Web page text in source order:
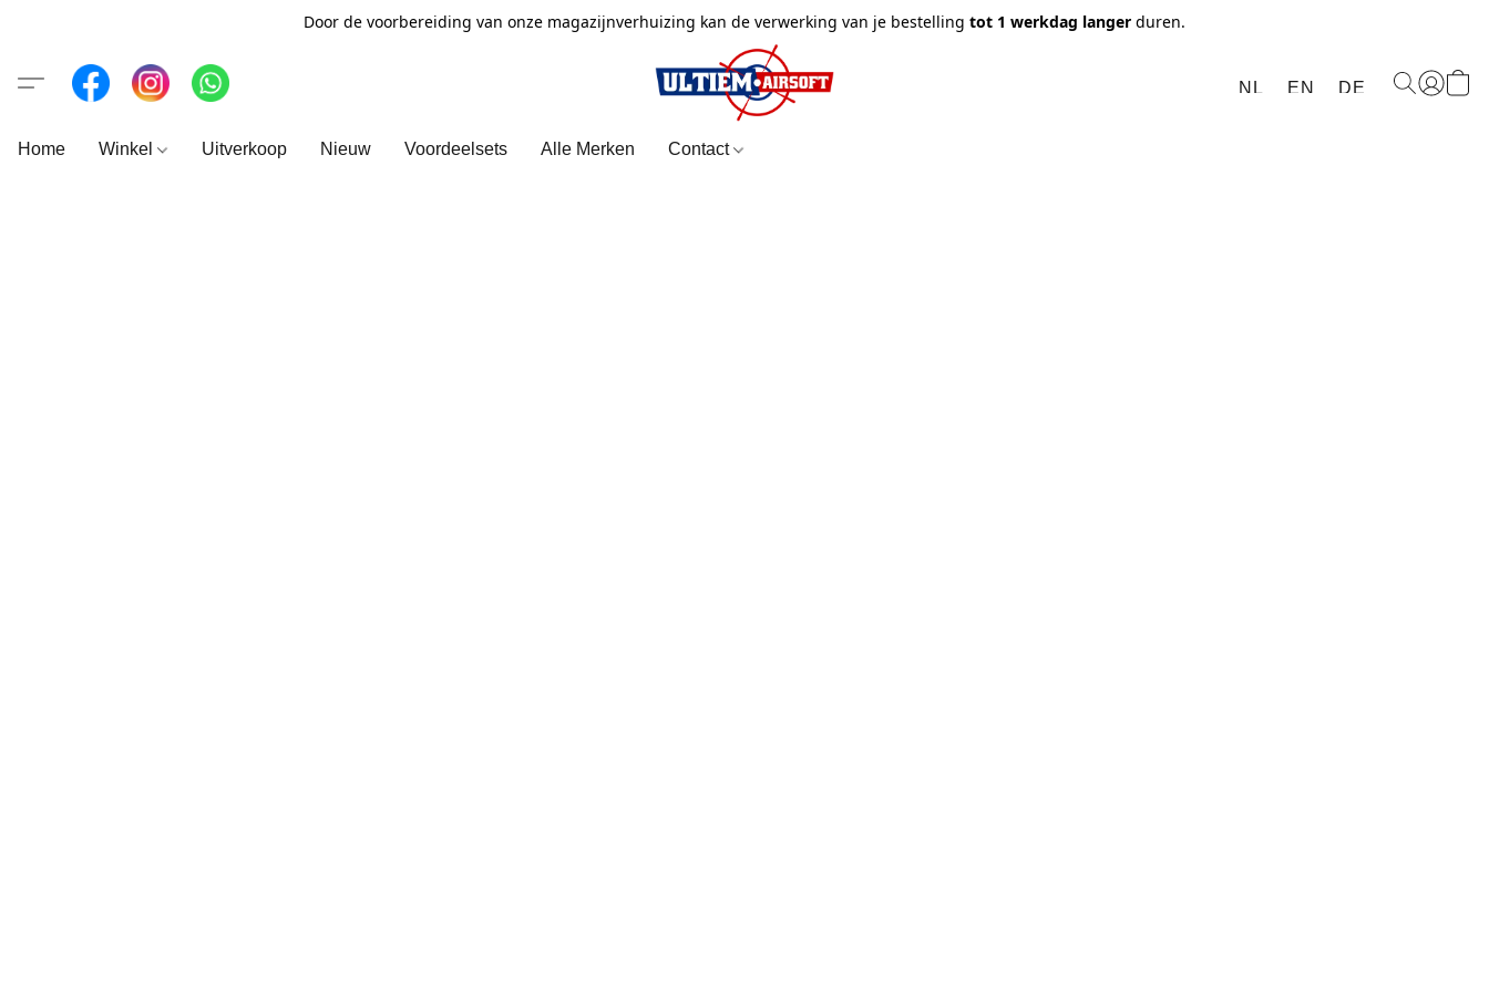
Door de voorbereiding van onze magazijnverhuizing kan de verwerking van je bestelling tot 1 werkdag langer duren.
NL EN DE
Home Winkel Uitverkoop Nieuw Voordeelsets Alle Merken Contact